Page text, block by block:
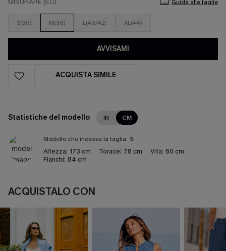
Guida alle taglie
S(36) M(38) L(40/42) XL(44)
AVVISAMI
ACQUISTA SIMILE
Statistiche del modello IN CM
Modello che indossa la taglia: S
Altezza: 173 cm Torace: 78 cm Vita: 60 cm
Fianchi: 84 cm
ACQUISTALO CON